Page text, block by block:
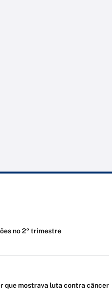
no 2º trimestre
que mostrava luta contra câncer